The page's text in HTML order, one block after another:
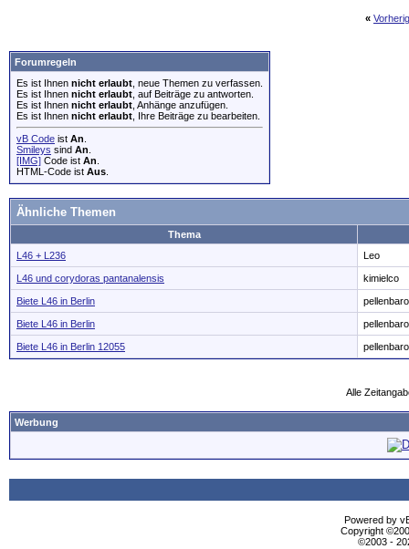
«
Forumregeln
Es ist Ihnen nicht erlaubt , neue Themen zu verfassen.
Es ist Ihnen nicht erlaubt , auf Beiträge zu antworten.
Es ist Ihnen nicht erlaubt , Anhänge anzufügen.
Es ist Ihnen nicht erlaubt , Ihre Beiträge zu bearbeiten.
vB Code ist An
Smileys sind An
[IMG] Code ist An
HTML-Code ist Aus
Ähnliche Themen
Thema
L46 + L236
Leo
L46 und corydoras pantanalensis kimielco
Biete L46 in Berlin
Biete L46 in Berlin
Biete L46 in Berlin 12055
Alle
Werbung
Powered by
Copyright
©2003 -